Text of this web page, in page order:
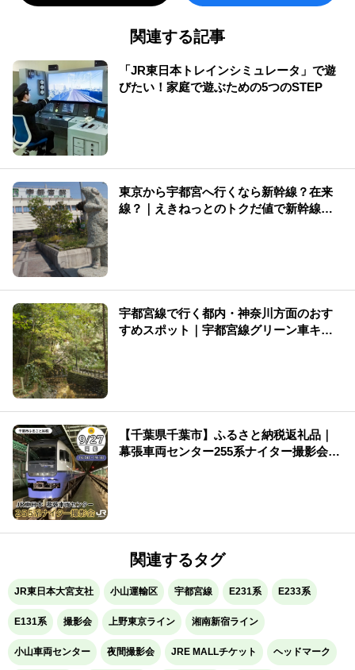
関連する記事
「JR東日本トレインシミュレータ」で遊
びたい！家庭で遊ぶための5つのSTEP
東京から宇都宮へ行くなら新幹線？在来
線？｜えきねっとのトクだ値で新幹線が
宇都宮線で行く都内・神奈川方面のおす
すめスポット｜宇都宮線グリーン車キャ
【千葉県千葉市】ふるさと納税返礼品｜
幕張車両センター255系ナイター撮影会を
関連するタグ
JR東日本大宮支社 小山運輸区 宇都宮線 E231系 E233系
E131系 撮影会 上野東京ライン 湘南新宿ライン
小山車両センター 夜間撮影会 JRE MALLチケット ヘッドマーク